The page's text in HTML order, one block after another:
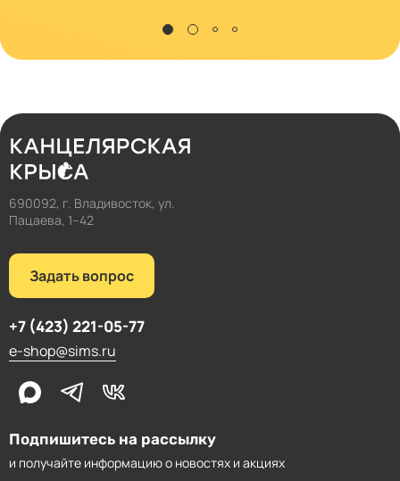
690092, г. Владивосток, ул.
Пацаева, 1–42
Подпишитесь на рассылку
и получайте информацию о новостях и акциях
Задать вопрос
+7 (423) 221-05-77
e-shop@sims.ru